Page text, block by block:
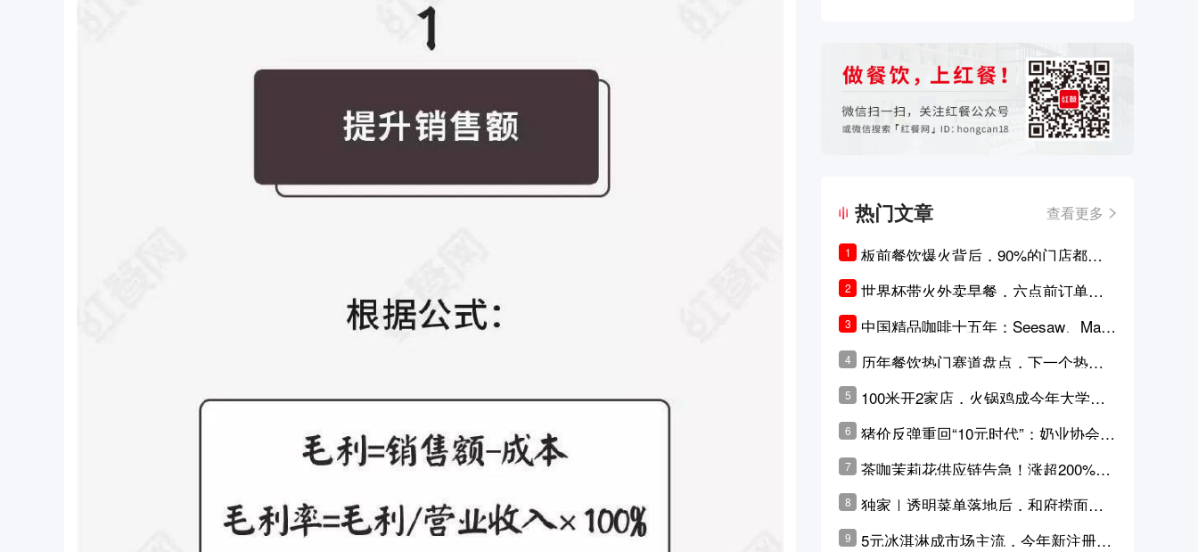
热门文章 查看更多
1
板前餐饮爆火背后，90%的门店都只
是徒有其表的刻意作秀？
2
世界杯带火外卖早餐，六点前订单大
3
中国精品咖啡十五年：Seesaw、Man
ner、M Stand为何结出了不同的果
实？
4
历年餐饮热门赛道盘点，下一个热门
5
100米开2家店，火锅鸡成今年大学城
6
猪价反弹重回“10元时代”；奶业协会称
原奶价格现回暖迹象
7
茶咖茉莉花供应链告急！涨超200%，
横州花价冲破50元一斤
8
独家｜透明菜单落地后，和府捞面李
学林公布未来10年计划
9
5元冰淇淋成市场主流，今年新注册相